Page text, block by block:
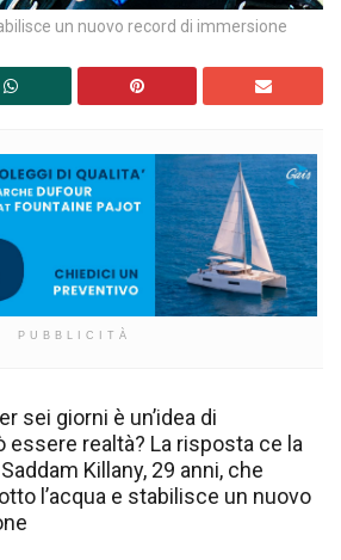
un nuovo record di immersione
PUBBLICITÀ
sei giorni è un’idea di
realtà? La risposta ce la
Killany, 29 anni, che
l’acqua e stabilisce un nuovo